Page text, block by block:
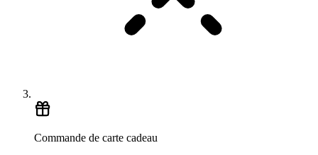
Commande de carte cadeau